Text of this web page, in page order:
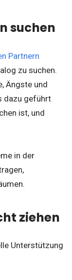
suchen
Partnern
zu suchen.
Ängste und
dazu geführt
ist, und
in der
ziehen
Unterstützung